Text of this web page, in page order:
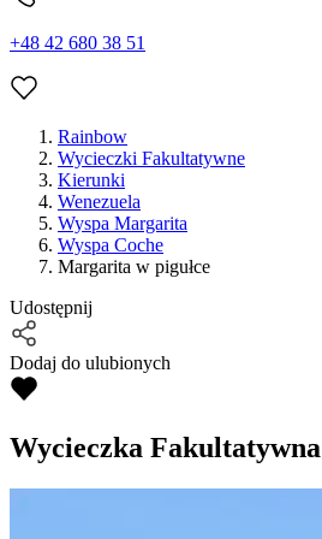
+48 42 680 38 51
Rainbow
Wycieczki Fakultatywne
Kierunki
Wenezuela
Wyspa Margarita
Wyspa Coche
Margarita w pigułce
Udostępnij
Dodaj do ulubionych
Wycieczka Fakultatywna